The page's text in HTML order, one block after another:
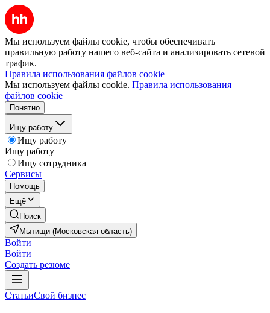
Мы используем файлы cookie, чтобы обеспечивать
правильную работу нашего веб-сайта и анализировать сетевой
трафик.
Правила использования файлов cookie
Мы используем файлы cookie. Правила использования
файлов cookie
Понятно
Ищу работу
Ищу работу
Ищу работу
Ищу сотрудника
Сервисы
Помощь
Ещё
Поиск
Мытищи (Московская область)
Войти
Войти
Создать резюме
СтатьиСвой бизнес